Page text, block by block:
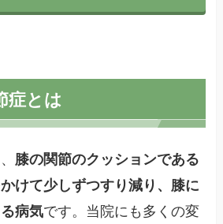
症とは
膝の関節のクッションである
けて少しずつすり減り、膝に
病気です。当院にも多くの変